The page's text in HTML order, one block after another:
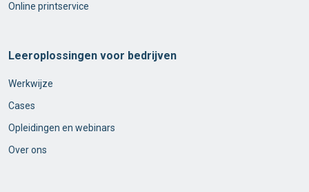
Online printservice
Leeroplossingen voor bedrijven
Werkwijze
Cases
Opleidingen en webinars
Over ons